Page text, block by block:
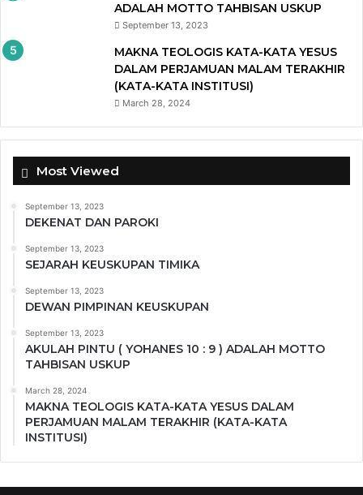
ADALAH MOTTO TAHBISAN USKUP
September 13, 2023
MAKNA TEOLOGIS KATA-KATA YESUS
DALAM PERJAMUAN MALAM TERAKHIR
(KATA-KATA INSTITUSI)
March 28, 2024
Most Viewed
September 13, 2023
DEKENAT DAN PAROKI
September 13, 2023
SEJARAH KEUSKUPAN TIMIKA
September 13, 2023
DEWAN PIMPINAN KEUSKUPAN
September 13, 2023
AKULAH PINTU ( YOHANES 10 : 9 ) ADALAH MOTTO
TAHBISAN USKUP
March 28, 2024
MAKNA TEOLOGIS KATA-KATA YESUS DALAM
PERJAMUAN MALAM TERAKHIR (KATA-KATA
INSTITUSI)